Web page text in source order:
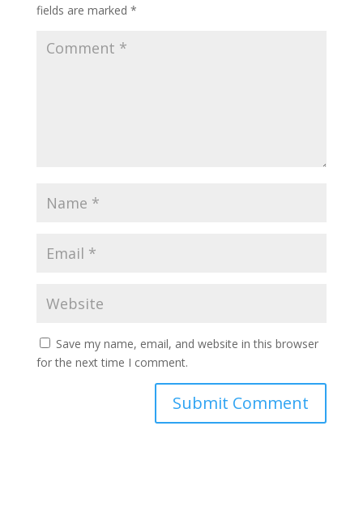
fields are marked *
Save my name, email, and website in this browser
for the next time I comment.